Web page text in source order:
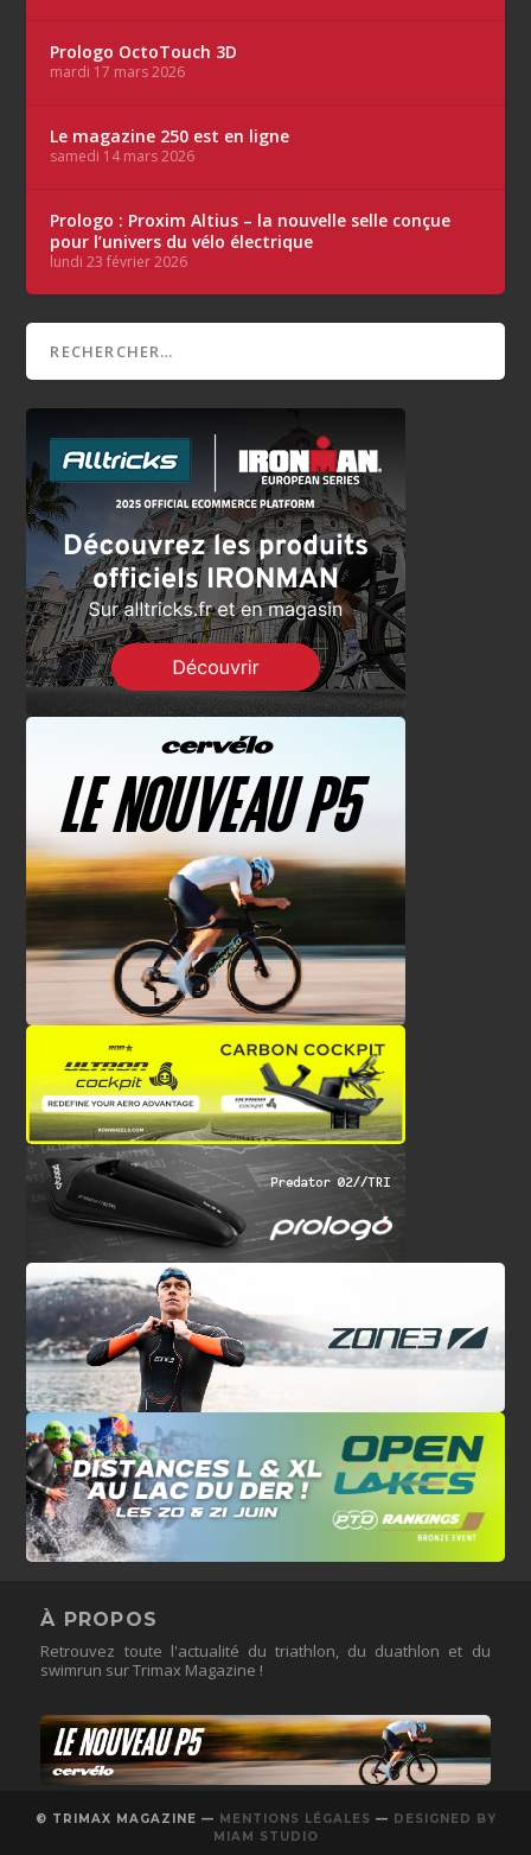
Prologo OctoTouch 3D
mardi 17 mars 2026
Le magazine 250 est en ligne
samedi 14 mars 2026
Prologo : Proxim Altius – la nouvelle selle conçue
pour l’univers du vélo électrique
lundi 23 février 2026
À PROPOS
Retrouvez toute l'actualité du triathlon, du duathlon et du
swimrun sur Trimax Magazine !
© TRIMAX MAGAZINE — MENTIONS LÉGALES — DESIGNED BY
MIAM STUDIO